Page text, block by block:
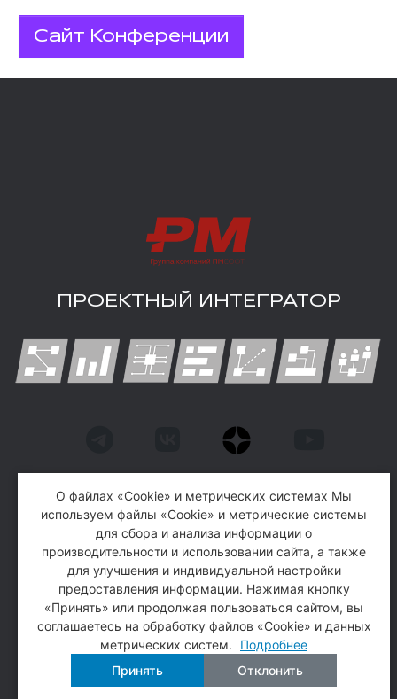
Сайт Конференции
ПРОЕКТНЫЙ ИНТЕГРАТОР
АО «ПМСОФТ» является организатором
конференции
© Группа компаний «ПМСОФТ», 1993-2026
Политика обработки персональных данных
Политика конфиденциальности
О файлах «Cookie» и метрических системах Мы
используем файлы «Cookie» и метрические системы
для сбора и анализа информации о
производительности и использовании сайта, а также
для улучшения и индивидуальной настройки
предоставления информации. Нажимая кнопку
«Принять» или продолжая пользоваться сайтом, вы
соглашаетесь на обработку файлов «Cookie» и данных
метрических систем.
Подробнее
Принять
Отклонить